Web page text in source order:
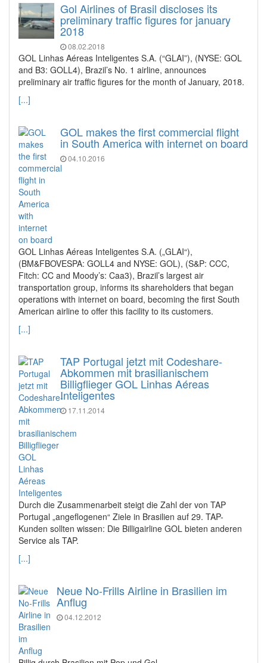
Gol Airlines of Brasil discloses its
preliminary traffic figures for january
2018
08.02.2018
GOL Linhas Aéreas Inteligentes S.A. (“GLAI”), (NYSE: GOL
and B3: GOLL4), Brazil’s No. 1 airline, announces
preliminary air traffic figures for the month of January, 2018.
[...]
GOL makes the first commercial flight
in South America with internet on board
04.10.2016
GOL Linhas Aéreas Inteligentes S.A. („GLAI“),
(BM&FBOVESPA: GOLL4 and NYSE: GOL), (S&P: CCC,
Fitch: CC and Moody’s: Caa3), Brazil’s largest air
transportation group, informs its shareholders that began
operations with internet on board, becoming the first South
American airline to offer this facility to its customers.
[...]
TAP Portugal jetzt mit Codeshare-
Abkommen mit brasilianischem
Billigflieger GOL Linhas Aéreas
Inteligentes
17.11.2014
Durch die Zusammenarbeit steigt die Zahl der von TAP
Portugal „angeflogenen“ Ziele in Brasilien auf 29. TAP-
Kunden sollten wissen: Die Billigairline GOL bieten anderen
Service als TAP.
[...]
Neue No-Frills Airline in Brasilien im
Anflug
04.12.2012